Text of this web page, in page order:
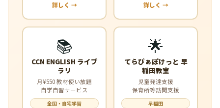
詳しく → 詳しく →
📚
CCN ENGLISH ライブ
ラリ
月¥550 教材使い放題
自学自習サービス
全国・自宅学習
🌟
てらぴぁぽけっと 早
稲田教室
児童発達支援
保育所等訪問支援
早稲田